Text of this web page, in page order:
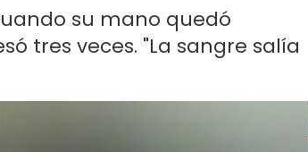
su mano quedó
tres veces. "La sangre salía